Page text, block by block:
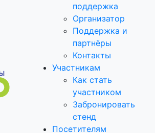
поддержка
Организатор
Поддержка и
партнёры
Контакты
Участникам
Как стать
участником
Забронировать
стенд
Посетителям